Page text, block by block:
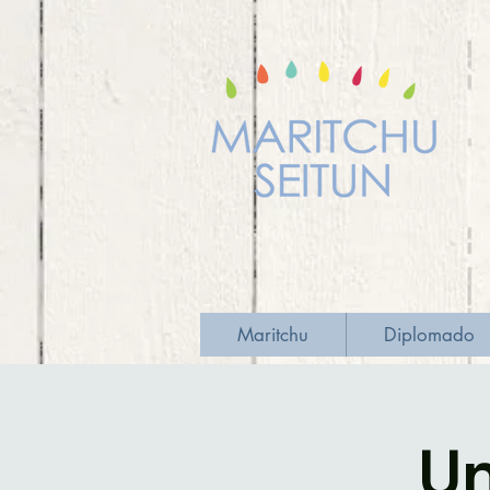
Maritchu Diplomado